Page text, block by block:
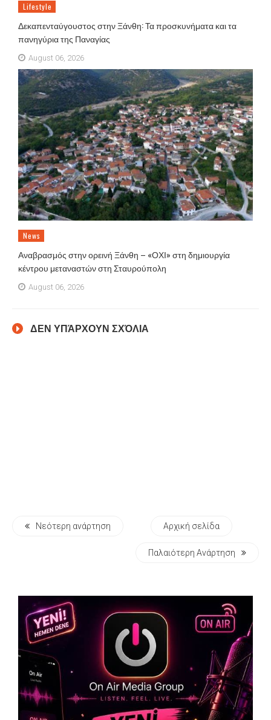
Lifestyle
Δεκαπενταύγουστος στην Ξάνθη: Τα προσκυνήματα και τα
πανηγύρια της Παναγίας
August 06, 2026
News
Αναβρασμός στην ορεινή Ξάνθη – «ΟΧΙ» στη δημιουργία
κέντρου μεταναστών στη Σταυρούπολη
August 06, 2026
ΔΕΝ ΥΠΆΡΧΟΥΝ ΣΧΌΛΙΑ
Νεότερη ανάρτηση Αρχική σελίδα
Παλαιότερη Ανάρτηση